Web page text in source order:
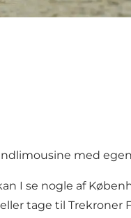
med
I se nogle af
tage til Trekroner